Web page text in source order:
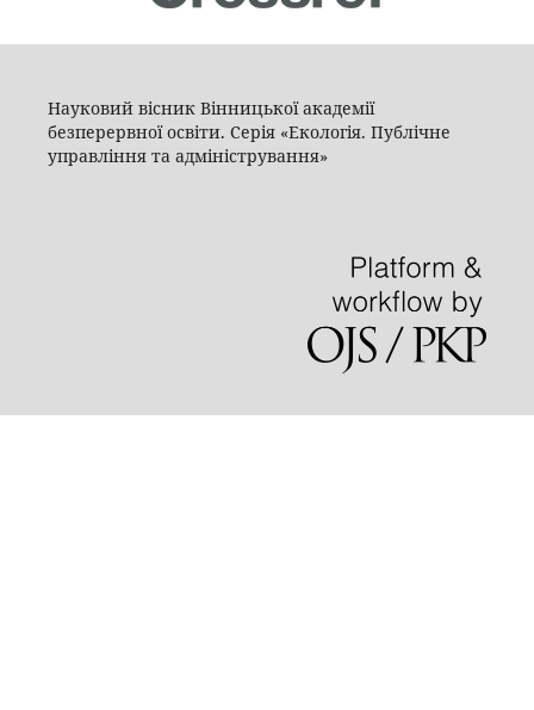
Науковий вісник Вінницької академії
безперервної освіти. Серія «Екологія. Публічне
управління та адміністрування»